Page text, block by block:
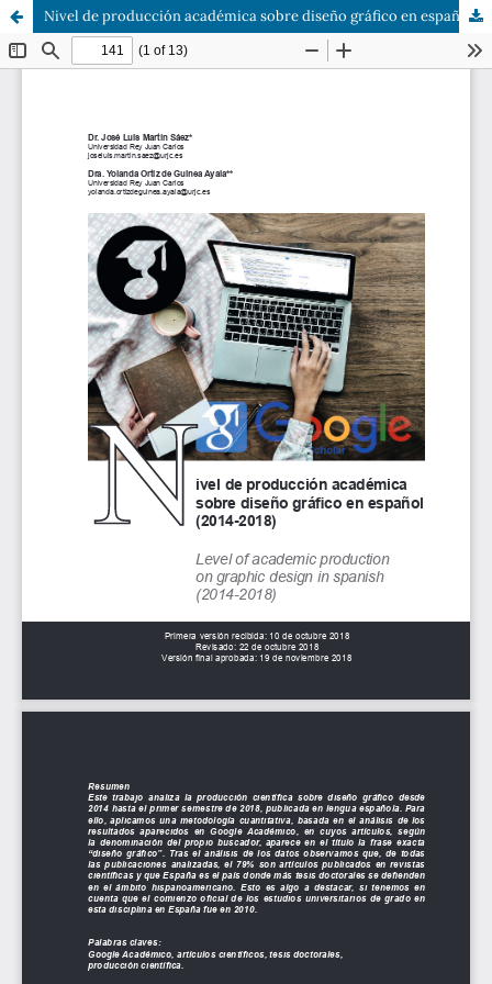
Nivel de producción académica sobre diseño gráfico en español (2014-2018)